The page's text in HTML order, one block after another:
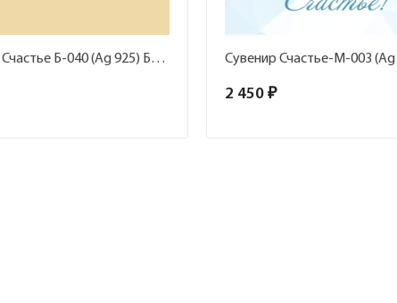
Сувенир Счастье Б-040 (Ag 925) Брошь-значок Лошадь
2 450 ₽